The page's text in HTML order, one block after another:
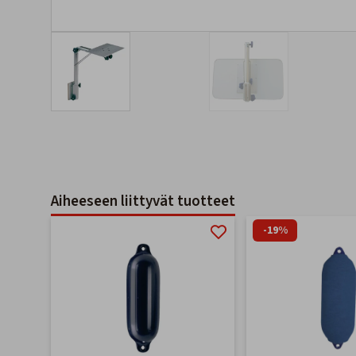
Aiheeseen liittyvät tuotteet
-19%